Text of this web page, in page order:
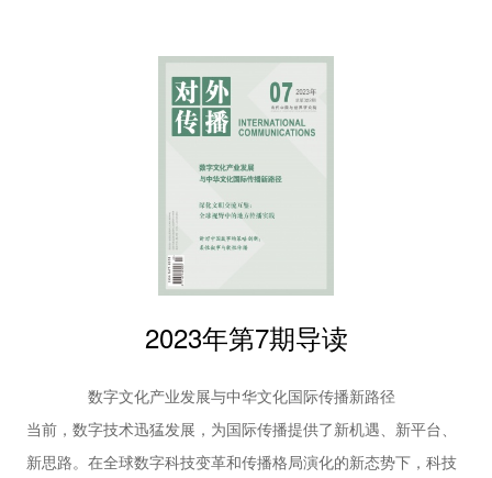
一个重要方式，也是专业摄影记者在这个大国重器不断涌现的新
时代的职责和使命。要在过往实践基础上，做到拍摄规程致细，
响应受众美学呈现诉求；编辑发稿求精，组队开拓多元传播渠
航空航天摄影改进之法，为我国营造更加良好的国际舆论环境、
提高影响国际舆论的能力，进而为提升国家形象作出贡献。
29 | 全球文明倡议：推动人类文明交流互鉴的中国
邢丽菊 杨惠迪
33 | 对外阐释好共同富裕的策略浅析
董煜 吴琼静 何珊 张嘉琪
37 | 文明交流互鉴视域下
中阿数字文化产业合作特点与进路
41 | 海外华侨华人在中国国家形象建构中
的作用机制研究
符绍强 黄爱武
陈孟统
理论平台
49 | 关于推动中华文化更好走向世界的理论思考
2023年第7期导读
数字文化产业发展与中华文化国际传播新路径
当前，数字技术迅猛发展，为国际传播提供了新机遇、新平台、
新思路。在全球数字科技变革和传播格局演化的新态势下，科技